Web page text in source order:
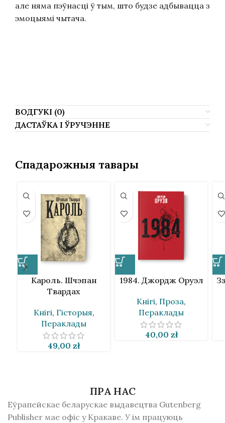
але няма пэўнасці ў тым, што будзе адбывацца з
эмоцыямі чытача.
ВОДГУКІ (0)
ДАСТАЎКА І ЎРУЧЭННЕ
Спадарожныя тавары
Кароль. Шчэпан
Твардах
Кнігі, Гісторыя,
Пераклады
49,00 zł
1984. Джордж Оруэл
Кнігі, Проза,
Пераклады
40,00 zł
ПРА НАС
Еўрапейскае беларускае выдавецтва Gutenberg
Publisher мае офіс у Кракаве. У ім працуюць